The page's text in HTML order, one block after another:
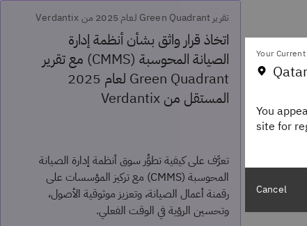
تقرير Green Quadrant لعام 2025 من Verdantix
اتخاذ قرار واثق بشأن أنظمة إدارة
الصيانة المحوسبة (CMMS) مع تقرير
Green Quadrant لعام 2025
المستقل من Verdantix
تعرَّف على كيفية تطوُّر سوق أنظمة إدارة الصيانة
المحوسبة (CMMS) مع تركيز المؤسسات على
رقمنة أعمال الصيانة، وتعزيز موثوقية الأصول،
وتحسين الرؤية في الوقت الفعلي.
Your
You
site for
Cancel